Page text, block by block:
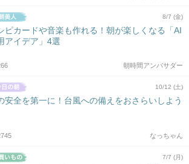
8/7 (金)
ピカードや音楽も作れる！朝が楽しくなる「AI
アイデア」4選
朝時間アンバサダー
10/12 (土)
安全を第一に！台風への備えをおさらいしよう
なっちゃん
7/7 (月)